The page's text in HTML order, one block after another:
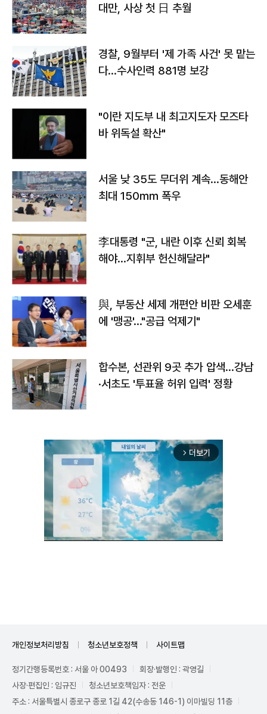
대만, 사상 첫 日 추월
경찰, 9월부터 '제 가족 사건' 못 맡는
다…수사인력 881명 보강
"이란 지도부 내 최고지도자 모즈타
바 위독설 확산"
서울 낮 35도 무더위 계속…동해안
최대 150㎜ 폭우
李대통령 "군, 내란 이후 신뢰 회복
해야…지휘부 헌신해달라"
與, 부동산 세제 개편안 비판 오세훈
에 '맹공'…"공급 억제기"
합수본, 선관위 9곳 추가 압색…강남
·서초도 '투표율 허위 입력' 정황
arrow_forward_ios 더보기
개인정보처리방침 청소년보호정책 사이트맵
정기간행등록번호 : 서울 아 00493
회장·발행인 : 곽영길
사장·편집인 : 임규진
청소년보호책임자 : 전운
주소 : 서울특별시 종로구 종로 1길 42(수송동 146-1) 이마빌딩 11층